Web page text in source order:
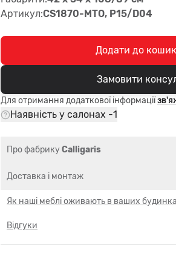
Артикул:CS1870-MTO, P15/D04
Додати до
В кошику
Замовити
Для отримання додаткової інформації
Наявність у салонах -1
Про фабрикуCalligaris
Доставка і монтаж
Як наші меблі оживають в ваших
Відгуки